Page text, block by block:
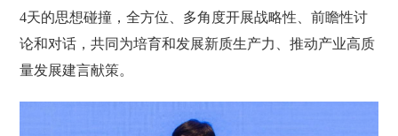
4天的思想碰撞，全方位、多角度开展战略性、前瞻性讨
论和对话，共同为培育和发展新质生产力、推动产业高质
量发展建言献策。